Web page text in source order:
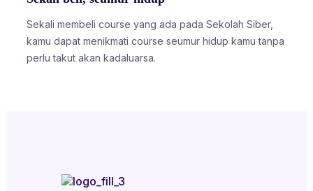
Sekali membeli course yang ada pada Sekolah Siber,
kamu dapat menikmati course seumur hidup kamu tanpa
perlu takut akan kadaluarsa.